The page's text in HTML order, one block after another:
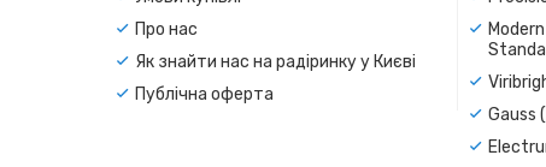
Про нас
Як знайти нас на радіринку у Києві
Публічна оферта
Gauss